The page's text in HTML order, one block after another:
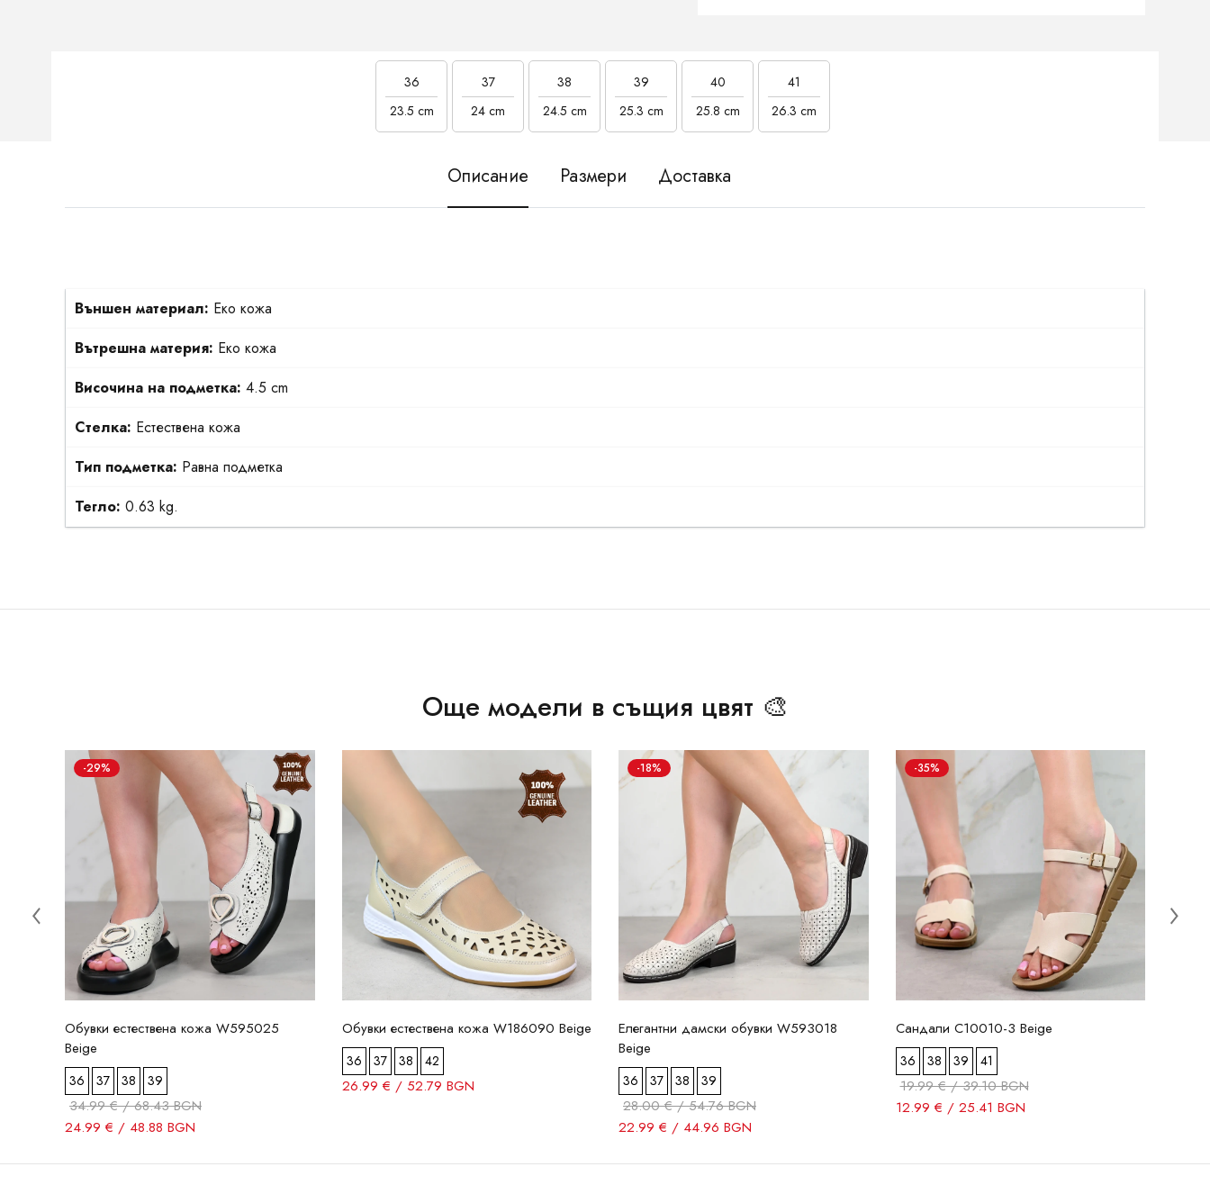
36
23.5 cm
37
24 cm
38
24.5 cm
39
25.3 cm
40
25.8 cm
41
26.3 cm
Описание Размери Доставка
Външен материал: Еко кожа
Вътрешна материя: Еко кожа
Височина на подметка: 4.5 cm
Стелка: Естествена кожа
Тип подметка: Равна подметка
Тегло: 0.63 kg.
Още модели в същия цвят 🎨
-29%
Обувки естествена кожа W595025
Beige
36 37 38 39
34.99 € / 68.43 BGN
24.99 € / 48.88 BGN
Обувки естествена кожа W186090 Beige
36 37 38 42
26.99 € / 52.79 BGN
-18%
Елегантни дамски обувки W593018
Beige
36 37 38 39
28.00 € / 54.76 BGN
22.99 € / 44.96 BGN
-35%
Сандали C10010-3 Beige
36 38 39 41
19.99 € / 39.10 BGN
12.99 € / 25.41 BGN